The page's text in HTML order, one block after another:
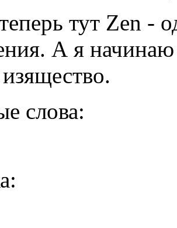
тут Zen -
А я начинаю
слова: